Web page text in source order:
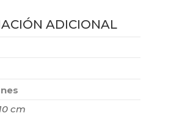
ADICIONAL
cm